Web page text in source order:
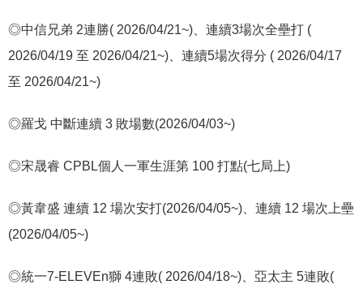
◎中信兄弟 2連勝( 2026/04/21~) 、連續3場次全壘打 (
2026/04/19 至 2026/04/21~) 、連續5場次得分 ( 2026/04/17
至 2026/04/21~)
◎羅戈 中斷連續 3 敗場數(2026/04/03~)
◎宋晟睿 CPBL個人一軍生涯第 100 打點(七局上)
◎黃韋盛 連續 12 場次安打(2026/04/05~) 、連續 12 場次上壘
(2026/04/05~)
◎統一7-ELEVEn獅 4連敗( 2026/04/18~) 、亞太主 5連敗(